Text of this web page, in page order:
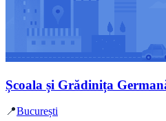
Școala și Grădinița
📍București